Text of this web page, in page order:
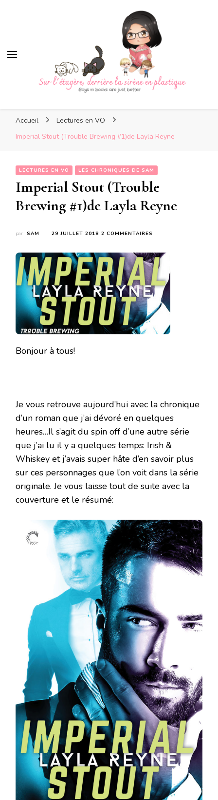
Sur l'étagère, derrière la
sirène en plastique
sirène en plastique
Accueil
Lectures en VO
Imperial Stout (Trouble Brewing #1)de Layla Reyne
LECTURES EN VO LES CHRONIQUES DE SAM
Imperial Stout (Trouble
Brewing #1)de Layla Reyne
par SAM 29 JUILLET 2018 2 COMMENTAIRES
(TROUBLE
BREWING
#1)DE
LAYLA
REYNE
Bonjour à tous!
Je vous retrouve aujourd’hui avec la chronique
d’un roman que j’ai dévoré en quelques
heures…Il s’agit du spin off d’une autre série
que j’ai lu il y a quelques temps: Irish &
Whiskey et j’avais super hâte d’en savoir plus
sur ces personnages que l’on voit dans la série
originale. Je vous laisse tout de suite avec la
couverture et le résumé: